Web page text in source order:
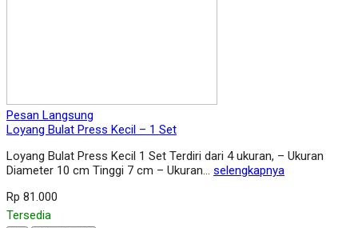
Pesan Langsung
Loyang Bulat Press Kecil – 1 Set
Loyang Bulat Press Kecil 1 Set Terdiri dari 4 ukuran, – Ukuran
Diameter 10 cm Tinggi 7 cm – Ukuran… selengkapnya
Rp 81.000
Tersedia